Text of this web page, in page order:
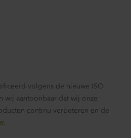
volgens de nieuwe ISO
wij aantoonbaar dat wij onze
continu verbeteren en de